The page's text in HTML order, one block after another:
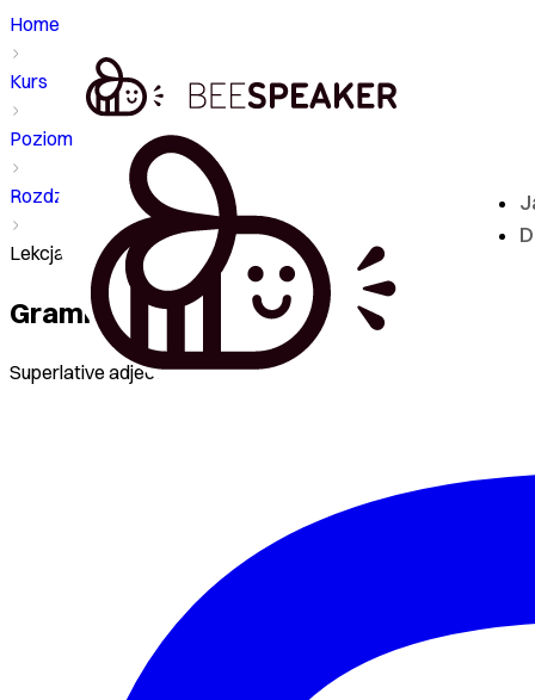
Home
Kurs
Poziom - A1
Rozdział
Lekcja - Grammar
Grammar
Superlative adjectives